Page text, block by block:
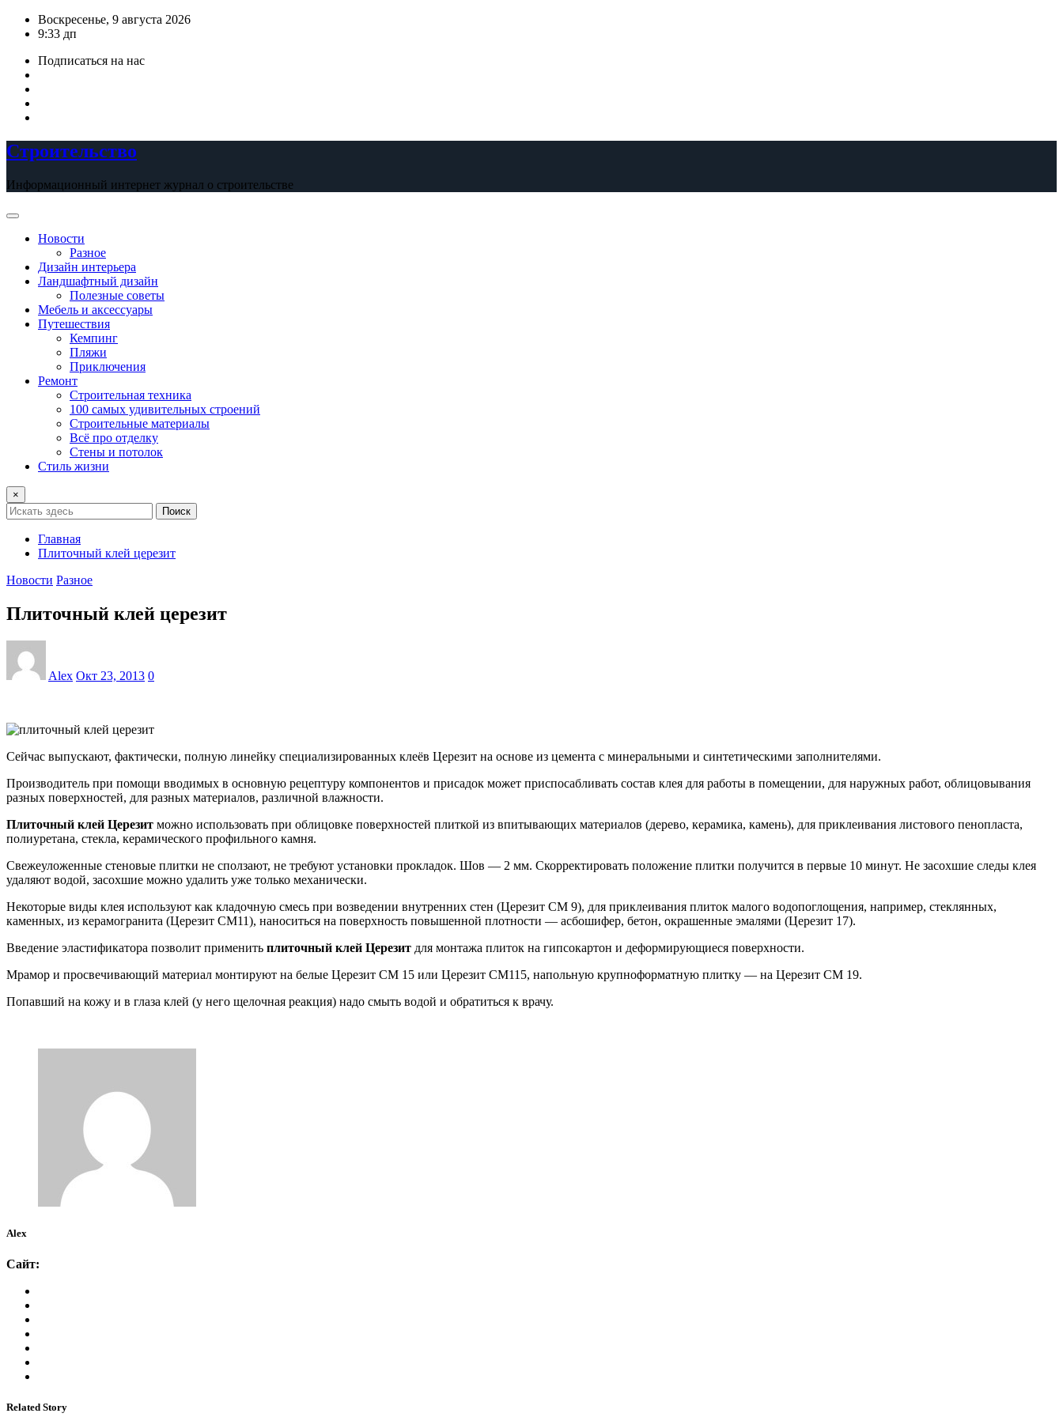
ПерейтиВоскресенье, 9 августа 2026
9:33 дп
Подписаться на нас
Строительство
Информационный интернет журнал о строительстве
Новости
Разное
Дизайн интерьера
Ландшафтный дизайн
Полезные советы
Мебель и аксессуары
Путешествия
Кемпинг
Пляжи
Приключения
Ремонт
Строительная техника
100 самых удивительных строений
Строительные материалы
Всё про отделку
Стены и потолок
Стиль жизни
×
Поиск
Главная
Плиточный клей церезит
Новости Разное
Плиточный клей церезит
Alex Окт 23, 2013 0
Сейчас выпускают, фактически, полную линейку специализированных клеёв Церезит на основе из цемента с минеральными и синтетическими заполнителями.
Производитель при помощи вводимых в основную рецептуру компонентов и присадок может приспосабливать состав клея для работы в помещении, для наружных работ, облицовывания
разных поверхностей, для разных материалов, различной влажности.
Плиточный клей Церезит можно использовать при облицовке поверхностей плиткой из впитывающих материалов (дерево, керамика, камень), для приклеивания листового пенопласта,
полиуретана, стекла, керамического профильного камня.
Свежеуложенные стеновые плитки не сползают, не требуют установки прокладок. Шов — 2 мм. Скорректировать положение плитки получится в первые 10 минут. Не засохшие следы клея
удаляют водой, засохшие можно удалить уже только механически.
Некоторые виды клея используют как кладочную смесь при возведении внутренних стен (Церезит СМ 9), для приклеивания плиток малого водопоглощения, например, стеклянных,
каменных, из керамогранита (Церезит СМ11), наноситься на поверхность повышенной плотности — асбошифер, бетон, окрашенные эмалями (Церезит 17).
Введение эластификатора позволит применить плиточный клей Церезит для монтажа плиток на гипсокартон и деформирующиеся поверхности.
Мрамор и просвечивающий материал монтируют на белые Церезит СМ 15 или Церезит СМ115, напольную крупноформатную плитку — на Церезит СМ 19.
Попавший на кожу и в глаза клей (у него щелочная реакция) надо смыть водой и обратиться к врачу.
Alex
Сайт:
Related Story